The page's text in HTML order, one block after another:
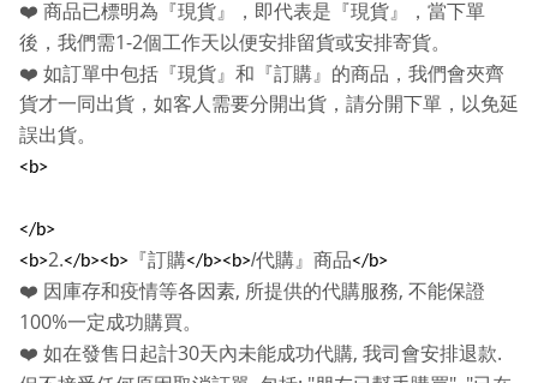
❤️ 商品已標明為『現貨』，即代表是『現貨』，當下單
後，我們需1-2個工作天以便安排留貨或安排寄貨。
❤️ 如訂單中包括『現貨』和『訂購』的商品，我們會夾齊
貨才一同出貨，如客人需要分開出貨，請分開下單，以免延
誤出貨。
<b>
</b>
<b>2.</b><b> 『訂購</b><b>/代購』商品</b>
❤️ 因庫存和疫情等各因素, 所提供的代購服務, 不能保證
100%一定成功購買。
❤️ 如在發售日起計30天內未能成功代購, 我司會安排退款.